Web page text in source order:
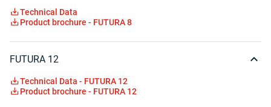
Technical Data
Product brochure - FUTURA 8
FUTURA 12
Technical Data - FUTURA 12
Product brochure - FUTURA 12